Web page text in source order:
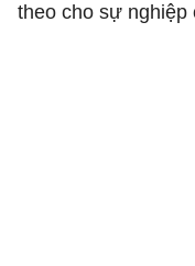
theo cho sự nghiệp